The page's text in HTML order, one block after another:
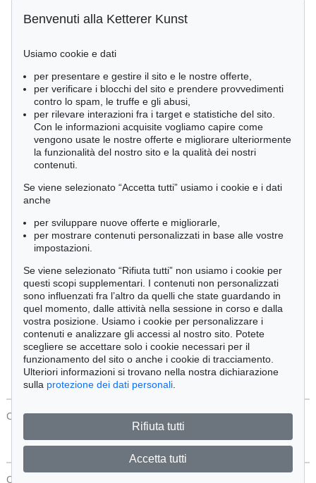
Manoscritti antichi
Libri per bambini
Lifestyle
Pietre miliari delle scienze naturali
Letteratura classica
Economia e diritto
Meraviglie della natura
Cimelia
Ordine:
Tutti gli oggetti
Solo offerte attuali
Solo oggetti venduti
Cerca
CONTATTI Protezione Dei Dati
CONTATTI
Benvenuti alla Ketterer Kunst
Usiamo cookie e dati
per presentare e gestire il sito e le nostre offerte,
per verificare i blocchi del sito e prendere provvedimenti
contro lo spam, le truffe e gli abusi,
per rilevare interazioni fra i target e statistiche del sito.
Con le informazioni acquisite vogliamo capire come
vengono usate le nostre offerte e migliorare ulteriormente
la funzionalità del nostro sito e la qualità dei nostri
contenuti.
Se viene selezionato “Accetta tutti” usiamo i cookie e i dati
anche
per sviluppare nuove offerte e migliorarle,
per mostrare contenuti personalizzati in base alle vostre
impostazioni.
Se viene selezionato “Rifiuta tutti” non usiamo i cookie per
questi scopi supplementari. I contenuti non personalizzati
sono influenzati fra l’altro da quelli che state guardando in
quel momento, dalle attività nella sessione in corso e dalla
vostra posizione. Usiamo i cookie per personalizzare i
contenuti e analizzare gli accessi al nostro sito. Potete
scegliere se accettare solo i cookie necessari per il
funzionamento del sito o anche i cookie di tracciamento.
Ulteriori informazioni si trovano nella nostra dichiarazione
sulla protezione dei dati personali
Rifiuta tutti
Accetta tutti